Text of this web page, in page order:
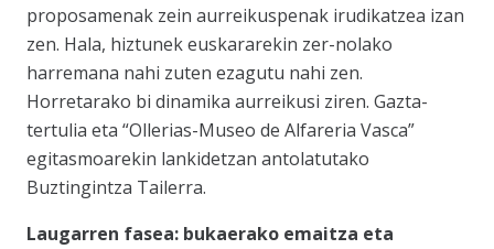
proposamenak zein aurreikuspenak irudikatzea izan
zen. Hala, hiztunek euskararekin zer-nolako
harremana nahi zuten ezagutu nahi zen.
Horretarako bi dinamika aurreikusi ziren. Gazta-
tertulia eta “Ollerias-Museo de Alfareria Vasca”
egitasmoarekin lankidetzan antolatutako
Buztingintza Tailerra.
Laugarren fasea: bukaerako emaitza eta